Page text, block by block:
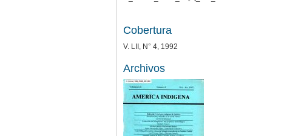
Cobertura
V. LII, N° 4, 1992
Archivos